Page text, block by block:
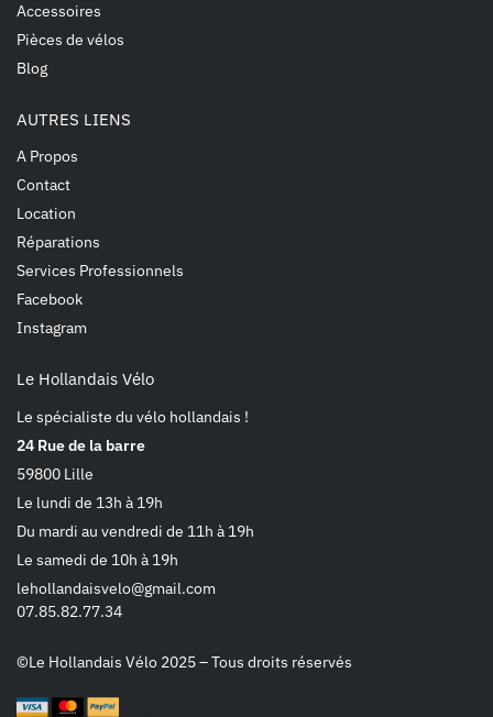
Accessoires
Pièces de vélos
Blog
AUTRES LIENS
A Propos
Contact
Location
Réparations
Services Professionnels
Facebook
Instagram
Le Hollandais Vélo
Le spécialiste du vélo hollandais !
24 Rue de la barre
59800 Lille
Le lundi de 13h à 19h
Du mardi au vendredi de 11h à 19h
Le samedi de 10h à 19h
lehollandaisvelo@gmail.com
07.85.82.77.34
©Le Hollandais Vélo 2025 – Tous droits réservés